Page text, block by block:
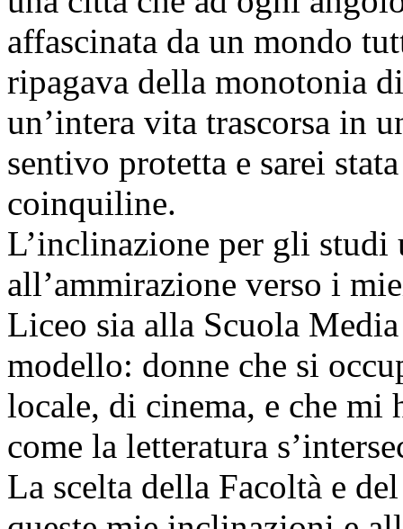
affascinata da un mondo
ripagava della monotonia
un’intera vita trascorsa in
sentivo protetta e sarei
coinquiline.
L’inclinazione per gli studi
all’ammirazione verso i
Liceo sia alla Scuola
modello: donne che si
locale, di cinema, e che mi
come la letteratura
La scelta della Facoltà e